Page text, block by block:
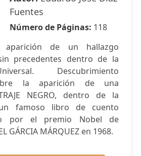
Fuentes
Número de Páginas: 118
de un hallazgo
sin precedentes dentro de la
Descubrimiento
la aparición de una
NEGRO, dentro de la
famoso libro de cuento
por el premio Nobel de
GÁRCIA MÁRQUEZ en 1968.